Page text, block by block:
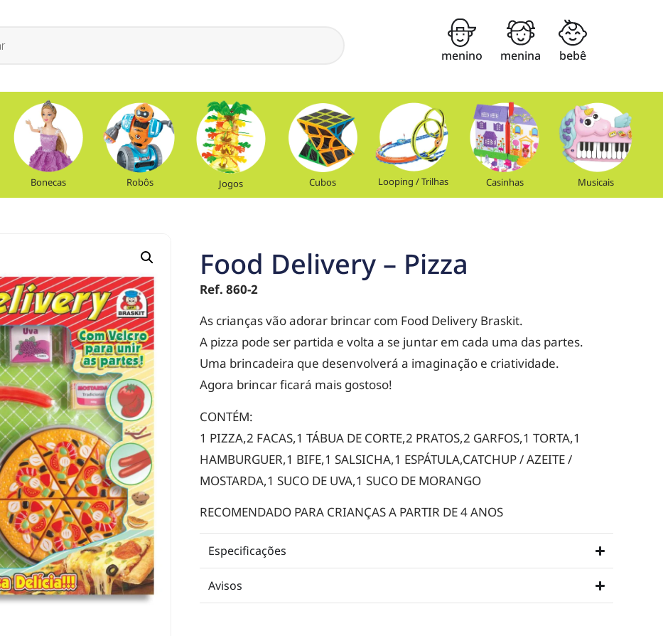
menino menina bebê
Bonecas Robôs Jogos Cubos Looping / Trilhas Casinhas Musicais
Food Delivery – Pizza
Ref. 860-2
As crianças vão adorar brincar com Food Delivery Braskit.
A pizza pode ser partida e volta a se juntar em cada uma das partes.
Uma brincadeira que desenvolverá a imaginação e criatividade.
Agora brincar ficará mais gostoso!
CONTÉM:
1 PIZZA,2 FACAS,1 TÁBUA DE CORTE,2 PRATOS,2 GARFOS,1 TORTA,1
HAMBURGUER,1 BIFE,1 SALSICHA,1 ESPÁTULA,CATCHUP / AZEITE /
MOSTARDA,1 SUCO DE UVA,1 SUCO DE MORANGO
RECOMENDADO PARA CRIANÇAS A PARTIR DE 4 ANOS
Especificações
Avisos